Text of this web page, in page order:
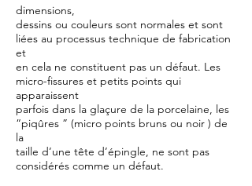
dimensions,
dessins ou couleurs sont normales et sont
liées au processus technique de fabrication
et
en cela ne constituent pas un défaut. Les
micro-fissures et petits points qui
apparaissent
parfois dans la glaçure de la porcelaine, les
“piqûres ” (micro points bruns ou noir ) de
la
taille d’une tête d’épingle, ne sont pas
considérés comme un défaut.